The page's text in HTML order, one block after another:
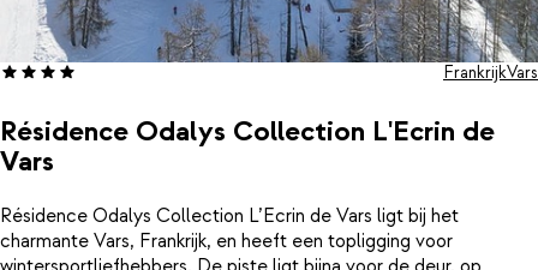
Résidence Odalys Collection L'Ecrin de
Vars
FrankrijkVars
Résidence Odalys Collection L’Ecrin de Vars ligt bij het
charmante Vars, Frankrijk, en heeft een topligging voor